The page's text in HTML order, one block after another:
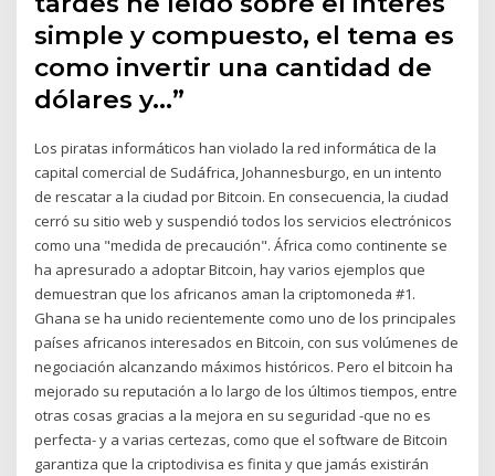
simple y compuesto, el tema es
como invertir una cantidad de
dólares y…”
Los piratas informáticos han violado la red informática de la
capital comercial de Sudáfrica, Johannesburgo, en un intento
de rescatar a la ciudad por Bitcoin. En consecuencia, la ciudad
cerró su sitio web y suspendió todos los servicios electrónicos
como una "medida de precaución". África como continente se
ha apresurado a adoptar Bitcoin, hay varios ejemplos que
demuestran que los africanos aman la criptomoneda #1.
Ghana se ha unido recientemente como uno de los principales
países africanos interesados en Bitcoin, con sus volúmenes de
negociación alcanzando máximos históricos. Pero el bitcoin ha
mejorado su reputación a lo largo de los últimos tiempos, entre
otras cosas gracias a la mejora en su seguridad -que no es
perfecta- y a varias certezas, como que el software de Bitcoin
garantiza que la criptodivisa es finita y que jamás existirán